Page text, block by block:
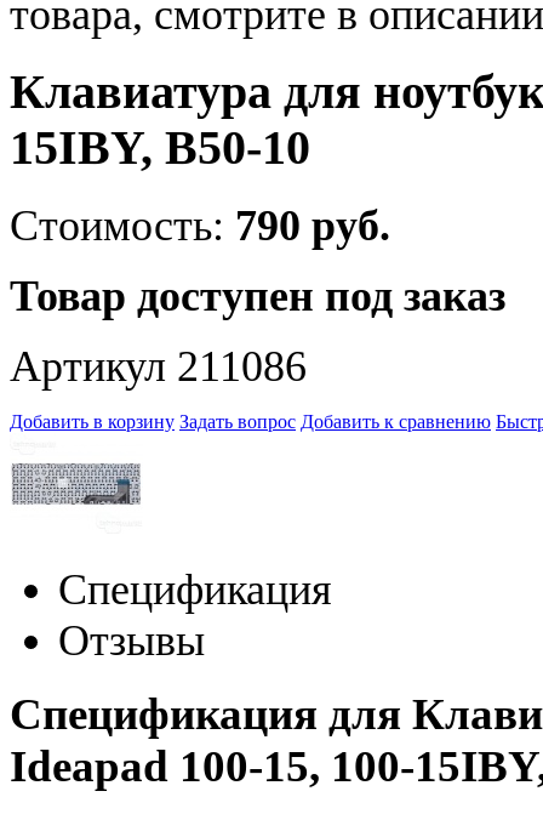
товара, смотрите в
Клавиатура для
15IBY, B50-10
Стоимость: 790 руб.
Товар доступен под заказ
Артикул 211086
Добавить в корзину Задать вопрос Добавить к сравнению
Спецификация
Отзывы
Спецификация для
Ideapad 100-15, 100-